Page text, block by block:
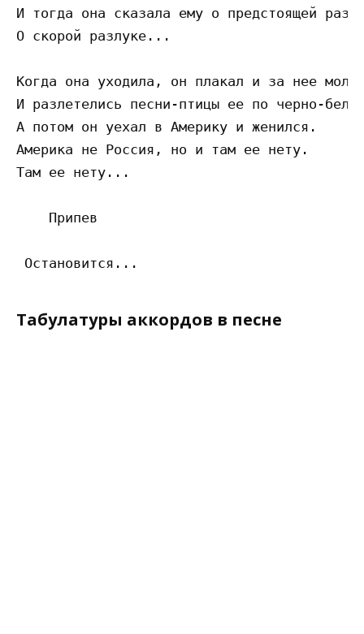
И тогда она сказала ему о предстоящей
О скорой разлуке...
Когда она уходила, он плакал и за нее
И разлетелись песни-птицы ее по черно-
А потом он уехал в Америку и женился.
Америка не Россия, но и там ее нету.
Там ее нету...
    Припев
Табулатуры аккордов в песне